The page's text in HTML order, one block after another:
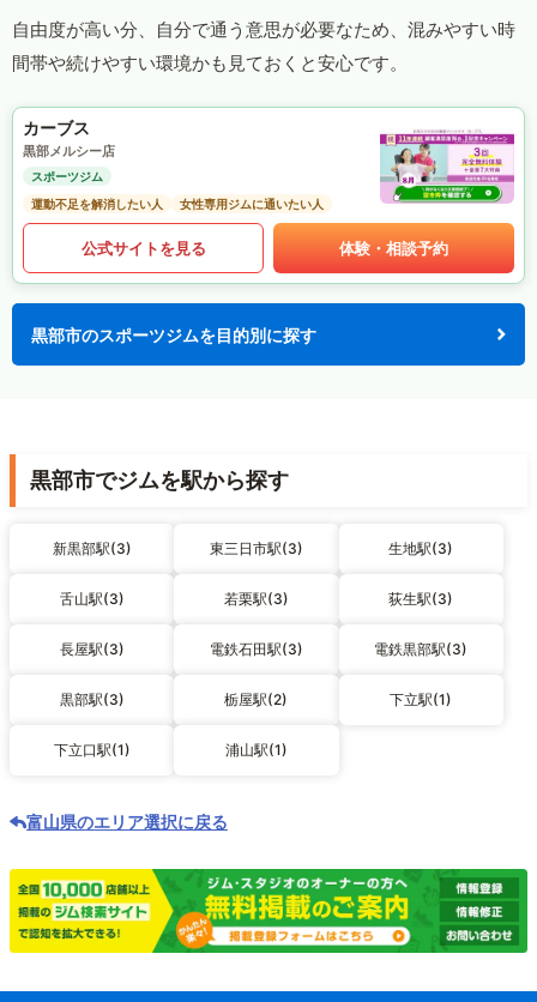
自由度が高い分、自分で通う意思が必要なため、混みやすい時
間帯や続けやすい環境かも見ておくと安心です。
カーブス
黒部メルシー店
スポーツジム
運動不足を解消したい人
女性専用ジムに通いたい人
公式サイトを見る 体験・相談予約
黒部市のスポーツジムを目的別に探す
黒部市でジムを駅から探す
新黒部駅(3) 東三日市駅(3) 生地駅(3)
舌山駅(3) 若栗駅(3) 荻生駅(3)
長屋駅(3) 電鉄石田駅(3) 電鉄黒部駅(3)
黒部駅(3) 栃屋駅(2) 下立駅(1)
下立口駅(1) 浦山駅(1)
富山県のエリア選択に戻る